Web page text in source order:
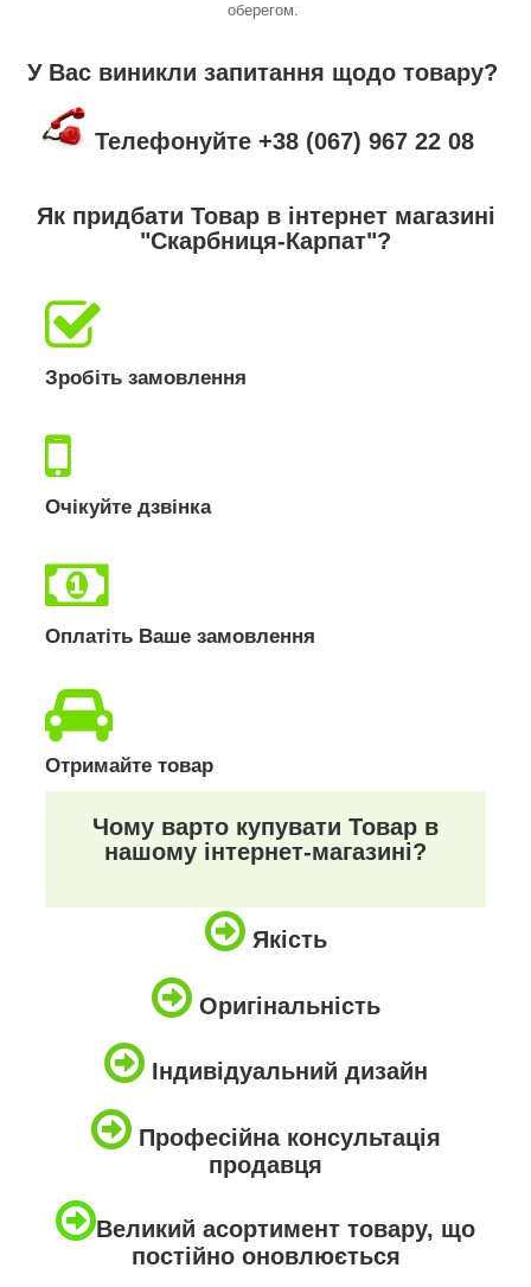
оберегом.
У Вас виникли запитання щодо товару?
Телефонуйте +38 (067) 967 22 08
Як придбати Товар в інтернет магазині
"Скарбниця-Карпат"?
Зробіть замовлення
Очікуйте дзвінка
Оплатіть Ваше замовлення
Отримайте товар
Чому варто купувати Товар в
нашому інтернет-магазині?
Якість
Оригінальність
Індивідуальний дизайн
Професійна консультація
продавця
Великий асортимент товару, що
постійно оновлюється